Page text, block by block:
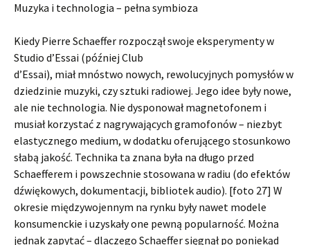
Muzyka i technologia – pełna symbioza
Kiedy Pierre Schaeffer rozpoczął swoje eksperymenty w
Studio d’Essai (później Club
d’Essai), miał mnóstwo nowych, rewolucyjnych pomysłów w
dziedzinie muzyki, czy sztuki radiowej. Jego idee były nowe,
ale nie technologia. Nie dysponował magnetofonem i
musiał korzystać z nagrywających gramofonów – niezbyt
elastycznego medium, w dodatku oferującego stosunkowo
słabą jakość. Technika ta znana była na długo przed
Schaefferem i powszechnie stosowana w radiu (do efektów
dźwiękowych, dokumentacji, bibliotek audio). [foto 27] W
okresie międzywojennym na rynku były nawet modele
konsumenckie i uzyskały one pewną popularność. Można
jednak zapytać – dlaczego Schaeffer sięgnął po poniekąd